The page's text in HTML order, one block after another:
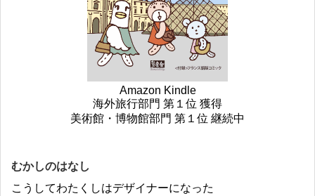
Amazon Kindle
海外旅行部門 第１位 獲得
美術館・博物館部門 第１位 継続中
むかしのはなし
こうしてわたくしはデザイナーになった